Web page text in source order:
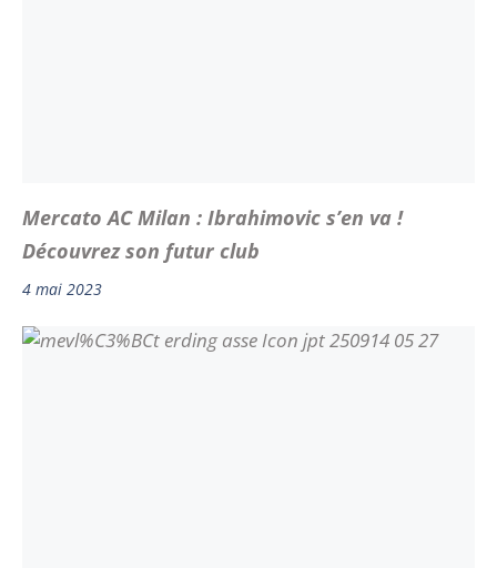
Mercato AC Milan : Ibrahimovic s’en va !
Découvrez son futur club
4 mai 2023